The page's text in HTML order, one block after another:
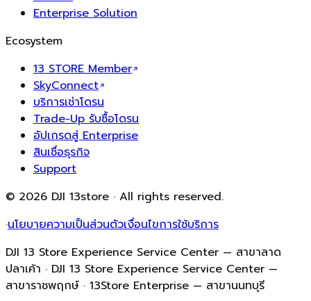
Enterprise Solution
Ecosystem
13 STORE Member
SkyConnect
บริการเช่าโดรน
Trade-Up รับซื้อโดรน
อัปเกรดสู่ Enterprise
สินเชื่อธุรกิจ
Support
© 2026 DJI 13store · All rights reserved.
·นโยบายความเป็นส่วนตัวเงื่อนไขการใช้บริการ
DJI 13 Store Experience Service Center — สาขาลาด
ปลาเค้า · DJI 13 Store Experience Service Center —
สาขาราชพฤกษ์ · 13Store Enterprise — สาขานนทบุรี